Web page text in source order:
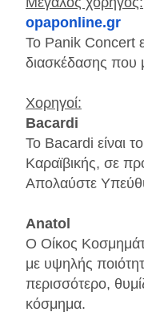
opaponline.gr
Το Panik Concert
διασκέδασης που
Χορηγοί:
Βacardi
Το Bacardi είναι
Καραϊβικής, σε
Απολαύστε
Anatol
Ο Οίκος
με υψηλής
περισσότερο,
κόσμημα.